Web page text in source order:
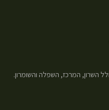
השרון, המרכז, השפלה והשומרון.